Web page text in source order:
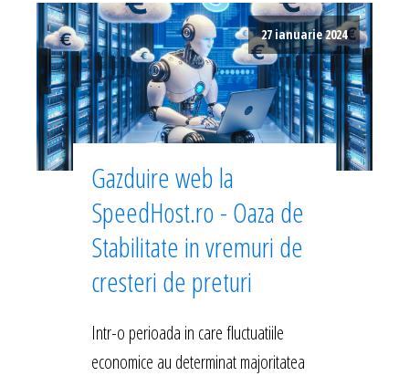
27 ianuarie 2024
Gazduire web la
SpeedHost.ro - Oaza de
Stabilitate in vremuri de
cresteri de preturi
Intr-o perioada in care fluctuatiile
economice au determinat majoritatea